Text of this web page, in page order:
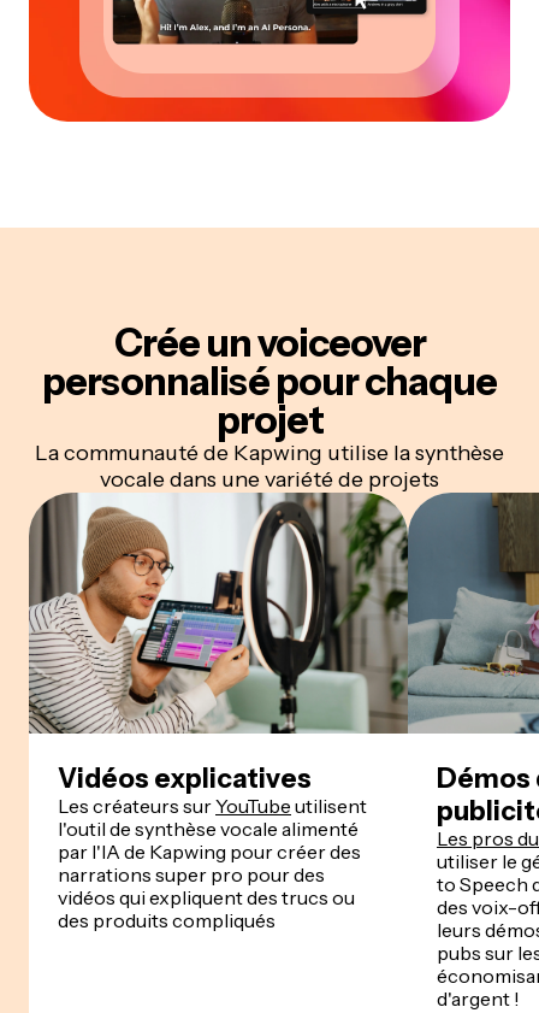
Crée un voiceover
personnalisépour chaque
projet
La communauté de Kapwing utilise la synthèse
vocale dans une variété de projets
Vidéos explicatives
Les créateurs surYouTube utilisent
l'outil de synthèse vocale alimenté
par l'IA de Kapwing pour créer des
narrations super pro pour des
vidéos qui expliquent des trucs ou
des produits compliqués
Démos
Les pros
utiliser le
to Speech
des voix-
leurs
pubs sur
d'argent !